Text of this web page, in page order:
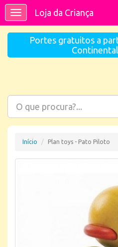
ToggleLoja da Criança
Portes gratuitos a
Início Plan toys - Pato Piloto